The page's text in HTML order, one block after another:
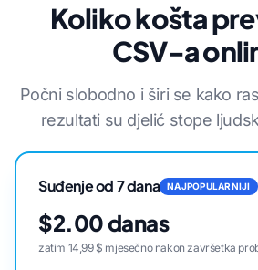
Koliko košta
CSV-a
Počni slobodno i širi se kako
rezultati su djelić stope
Suđenje od 7 dana NAJPOPULARNIJI
$2.00 danas
zatim 14,99 $ mjesečno nakon završetka